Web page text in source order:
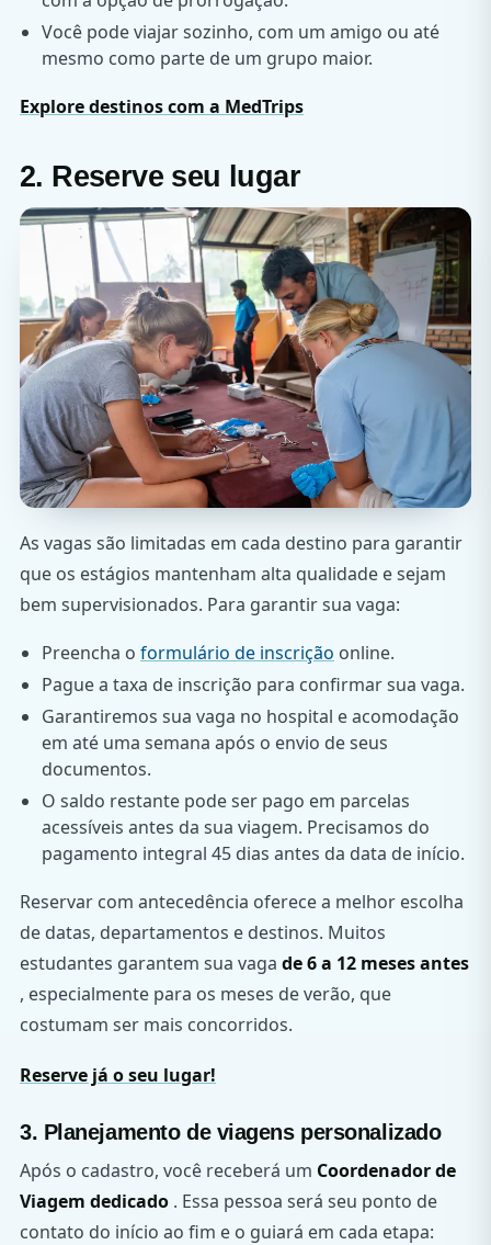
Você pode viajar sozinho, com um amigo ou até
mesmo como parte de um grupo maior.
Explore destinos com a MedTrips
2. Reserve seu lugar
As vagas são limitadas em cada destino para garantir
que os estágios mantenham alta qualidade e sejam
bem supervisionados. Para garantir sua vaga:
Preencha o formulário de inscrição online.
Pague a taxa de inscrição para confirmar sua vaga.
Garantiremos sua vaga no hospital e acomodação
em até uma semana após o envio de seus
documentos.
O saldo restante pode ser pago em parcelas
acessíveis antes da sua viagem. Precisamos do
pagamento integral 45 dias antes da data de início.
Reservar com antecedência oferece a melhor escolha
de datas, departamentos e destinos. Muitos
estudantes garantem sua vaga de 6 a 12 meses antes
, especialmente para os meses de verão, que
costumam ser mais concorridos.
Reserve já o seu lugar!
3. Planejamento de viagens personalizado
Após o cadastro, você receberá um Coordenador de
Viagem dedicado . Essa pessoa será seu ponto de
contato do início ao fim e o guiará em cada etapa: